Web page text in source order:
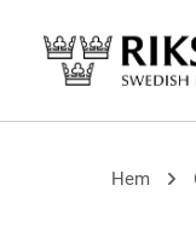
Hem